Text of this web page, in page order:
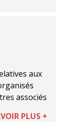
aux
associés
PLUS +